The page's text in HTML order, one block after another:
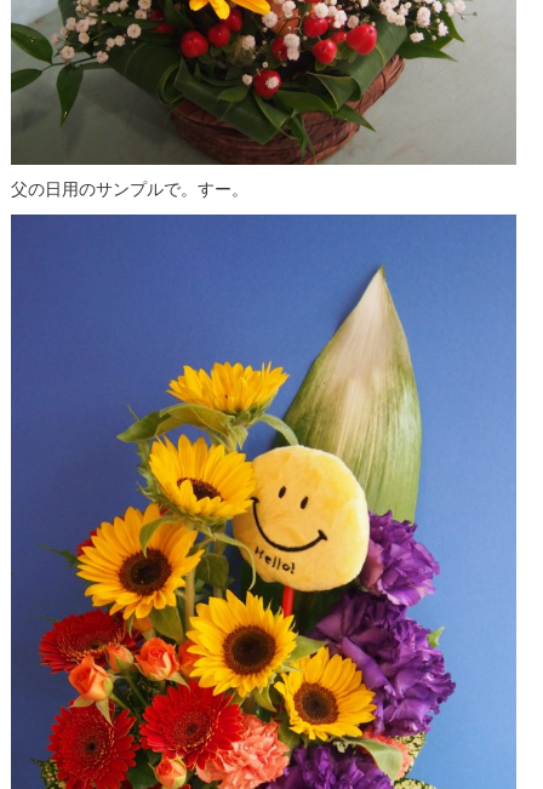
父の日用のサンプルで。すー。